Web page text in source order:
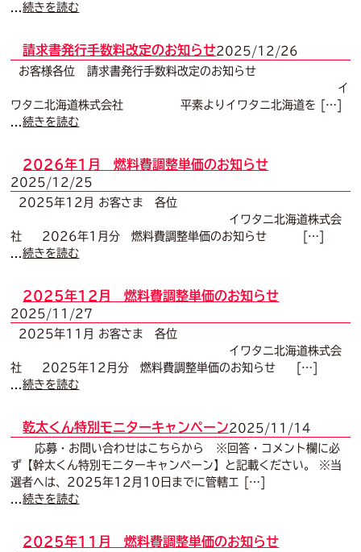
...続きを読む
請求書発行手数料改定のお知らせ2025/12/26
お客様各位 請求書発行手数料改定のお知らせ
イ
ワタニ北海道株式会社 平素よりイワタニ北海道を […]
...続きを読む
2026年1月 燃料費調整単価のお知らせ
2025/12/25
2025年12月 お客さま 各位
イワタニ北海道株式会
社 2026年1月分 燃料費調整単価のお知らせ […]
...続きを読む
2025年12月 燃料費調整単価のお知らせ
2025/11/27
2025年11月 お客さま 各位
イワタニ北海道株式会
社 2025年12月分 燃料費調整単価のお知らせ […]
...続きを読む
乾太くん特別モニターキャンペーン2025/11/14
応募・お問い合わせはこちらから ※回答・コメント欄に必
ず【幹太くん特別モニターキャンペーン】と記載ください。 ※当
選者へは、2025年12月10日までに管轄エ […]
...続きを読む
2025年11月 燃料費調整単価のお知らせ